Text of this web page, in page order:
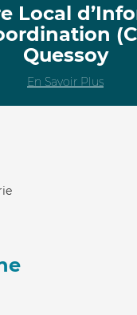
Local
Quessoy
En Savoir Plus